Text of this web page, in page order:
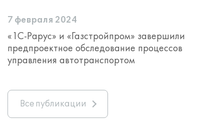
7 февраля 2024
«1С-Рарус» и «Газстройпром» завершили
предпроектное обследование процессов
управления автотранспортом
Все публикации